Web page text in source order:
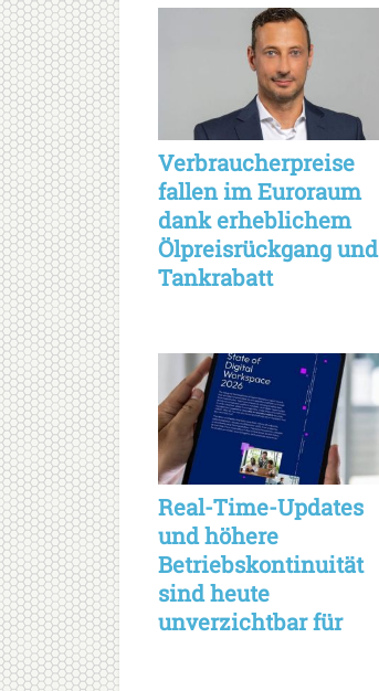
Verbraucherpreise
fallen im Euroraum
dank erheblichem
Ölpreisrückgang und
Tankrabatt
Real-Time-Updates
und höhere
Betriebskontinuität
sind heute
unverzichtbar für